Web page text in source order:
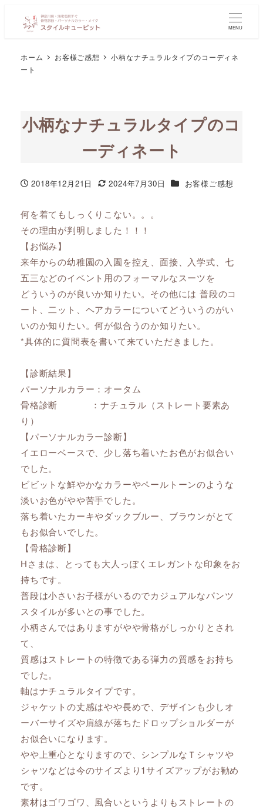
MENU
ホーム お客様ご感想
小柄なナチュラルタイプのコーディネ
ート
小柄なナチュラルタイプのコ
ーディネート
投稿日
2018年12月21日
更新日
2024年7月30日 カテゴリー
お客様ご感想
何を着てもしっくりこない。。。
その理由が判明しました！！！
【お悩み】
来年からの幼稚園の入園を控え、面接、入学式、七
五三などのイベント用のフォーマルなスーツを
どういうのが良いか知りたい。その他には 普段のコ
ート、二ット、ヘアカラーについてどういうのがい
いのか知りたい。何が似合うのか知りたい。
*具体的に質問表を書いて来ていただきました。
【診断結果】
パーソナルカラー：オータム
骨格診断 ：ナチュラル（ストレート要素あ
り）
【パーソナルカラー診断】
イエローベースで、少し落ち着いたお色がお似合い
でした。
ビビットな鮮やかなカラーやペールトーンのような
淡いお色がやや苦手でした。
落ち着いたカーキやダックブルー、ブラウンがとて
もお似合いでした。
【骨格診断】
Hさまは、とっても大人っぽくエレガントな印象をお
持ちです。
普段は小さいお子様がいるのでカジュアルなパンツ
スタイルが多いとの事でした。
小柄さんではありますがやや骨格がしっかりとされ
て、
質感はストレートの特徴である弾力の質感をお持ち
でした。
軸はナチュラルタイプです。
ジャケットの丈感はやや長めで、デザインも少しオ
ーバーサイズや肩線が落ちたドロップショルダーが
お似合いになります。
やや上重心となりますので、シンプルなＴシャツや
シャツなどは今のサイズより1サイズアップがお勧め
です。
素材はゴワゴワ、風合いというよりもストレートの